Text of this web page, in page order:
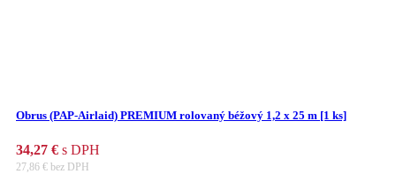
Obrus (PAP-Airlaid) PREMIUM rolovaný béžový 1,2 x 25 m [1 ks]
34,27 € s DPH
27,86 € bez DPH